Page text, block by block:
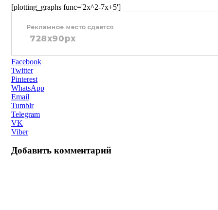
[plotting_graphs func='2x^2-7x+5']
Facebook
Twitter
Pinterest
WhatsApp
Email
Tumblr
Telegram
VK
Viber
Добавить комментарий